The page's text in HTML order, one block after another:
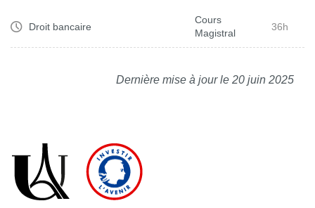
Droit bancaire
Cours
Magistral
36h
Dernière mise à jour le 20 juin 2025